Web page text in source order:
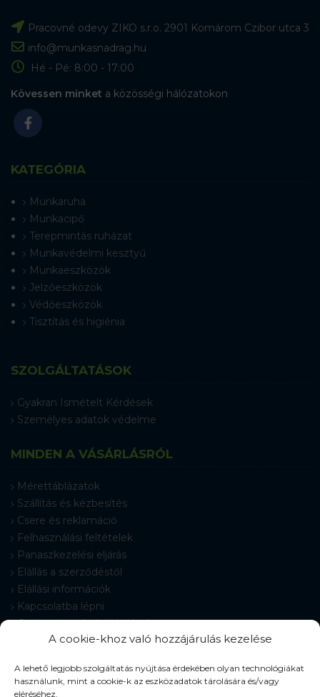
A cookie-khoz való hozzájárulás kezelése
A lehető legjobb szolgáltatás nyújtása érdekében olyan technológiákat
használunk, mint a cookie-k az eszközadatok tárolására és/vagy
eléréséhez.
Pracovné odevy ZIKO s.r.o. 2901 Komárom Czibor utca 3
info@munkasnadrag.hu
Hé - Pé: 8:00 - 17:00
Kövessen minket a közösségi hálózatokon
KATEGÓRIA
Munkaruha
Munkacipő
Terepmintás ruházat
Munkavédelmi kesztyű
Munkaeszközök
Jelzőeszközök
Védőeszközök
Tisztítás és higiénia
SZOLGÁLTATÁSOK
Gyakran Ismételt Kérdések
Személyes adatok védelme
MINDEN A VÁSÁRLÁSRÓL
Mérettáblázatok
Szállítás és kézbesítés
Csere és reklamáció
Felhasználási feltételek
Panaszkezelési eljárás
Elállás a szerződéstől
Elállási információk
Kapcsolatba lépni
Gyakran Ismételt Kérdések
Cookie-beállítások